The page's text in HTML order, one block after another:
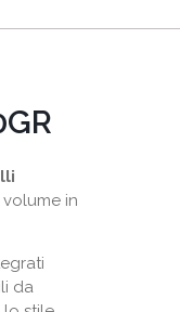
in
da